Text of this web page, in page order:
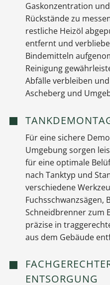
Gaskonzentration
Rückstände zu
restliche Heizöl
entfernt und
Bindemitteln
Reinigung
Abfälle verbleiben
Ascheberg und
Für eine sichere
Umgebung sorgen
für eine optimale
nach Tanktyp und
verschiedene
Fuchsschwanzsägen,
Schneidbrenner zum
präzise in
aus dem Gebäude
ENTSORGUNG